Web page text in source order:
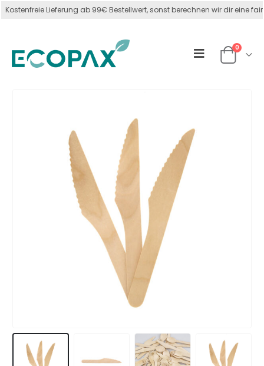
Lieferung ab 99€ Bestellwert, sonst berechnen wir dir eine faire
0